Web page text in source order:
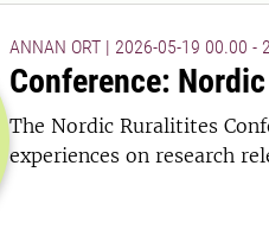
till 2026-21-05 15:00
ANNAN ORT | 2026-05-19 00.00 -
Conference:
The Nordic Ruralitites
experiences on research